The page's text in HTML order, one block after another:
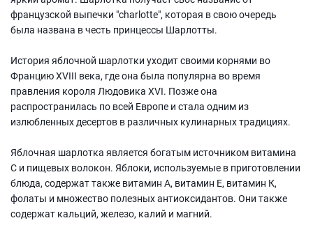
французской выпечки "charlotte", которая в свою очередь
была названа в честь принцессы Шарлотты.
История яблочной шарлотки уходит своими корнями во
Францию XVIII века, где она была популярна во время
правления короля Людовика XVI. Позже она
распространилась по всей Европе и стала одним из
излюбленных десертов в различных кулинарных традициях.
Яблочная шарлотка является богатым источником витамина
С и пищевых волокон. Яблоки, используемые в приготовлении
блюда, содержат также витамин А, витамин Е, витамин К,
фолаты и множество полезных антиоксидантов. Они также
содержат кальций, железо, калий и магний.